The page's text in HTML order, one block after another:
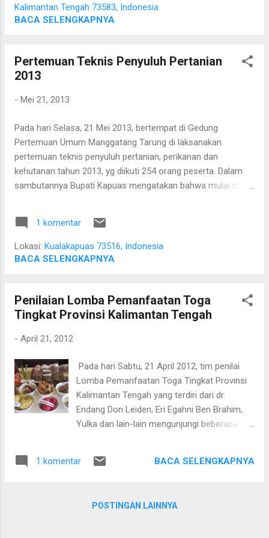
disertai petir. Namun kondisi ini tidak
menyurutkan semangat ibu-ibu untuk belajar
mendengarkan penjelasan dan tanya jawab
ibu yang hadir dibagi menjadi beberapa
kelompok berdasarkan kelompok
dasawisma, dan tiap kelompok diajarkan
bagaimana membuat aneka olahan hasil
TOGA. Resep yang diajarkan dan
bayam, pegagan, minuman jahe serbuk, jeruk
Kalimantan Tengah 73583, Indonesia
BACA SELENGKAPNYA
Pertemuan Teknis Penyuluh Pertanian
2013
- Mei 21, 2013
Pada hari Selasa, 21 Mei 2013, bertempat di Gedung
Pertemuan Umum Manggatang Tarung di laksanakan
pertemuan teknis penyuluh pertanian, perikanan dan
kehutanan tahun 2013, yg diikuti 254 orang peserta. Dalam
sambutannya Bupati Kapuas mengatakan bahwa mulai saat
1 komentar
Lokasi: Kualakapuas 73516, Indonesia
BACA SELENGKAPNYA
Penilaian Lomba Pemanfaatan Toga
Tingkat Provinsi Kalimantan Tengah
- April 21, 2012
Pada hari Sabtu, 21 April 2012, tim penilai
Lomba Pemanfaatan Toga Tingkat Provinsi
Kalimantan Tengah yang terdiri dari dr.
Endang Don Leiden, Eri Egahni Ben Brahim,
Yulka dan lain-lain mengunjungi beberapa
Wening Sejati Salah satu lokasi yang
Kelurahan Selat Dalam, Kecamatan Selat,
1 komentar BACA SELENGKAPNYA
POSTINGAN LAINNYA